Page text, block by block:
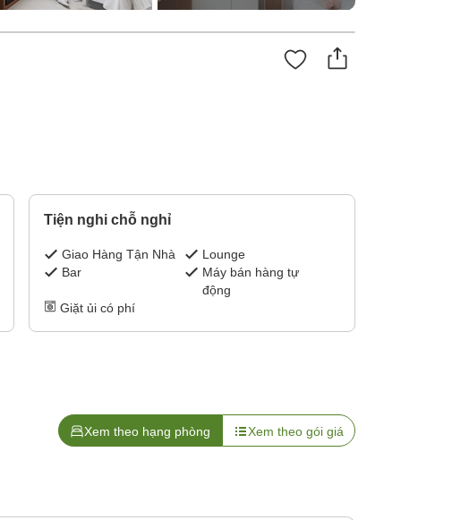
Tiện nghi chỗ nghỉ
Giao Hàng Tận Nhà
Lounge
Bar
Máy bán hàng tự
động
Giặt ủi có phí
Xem theo hạng phòng Xem theo gói giá